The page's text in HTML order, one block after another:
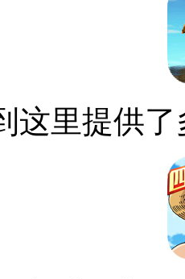
这里提供